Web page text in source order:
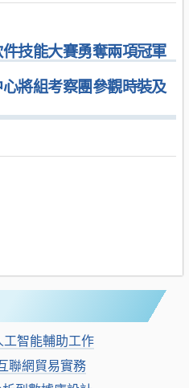
技能大賽勇奪兩項冠軍
將組考察團參觀時裝及
智能輔助工作
聯網貿易實務